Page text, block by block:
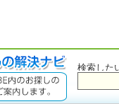
検索した